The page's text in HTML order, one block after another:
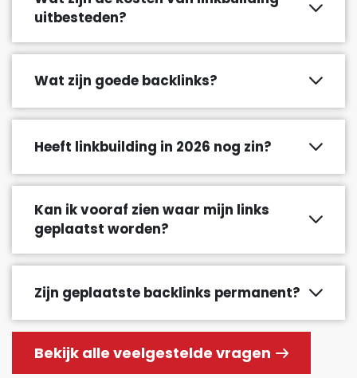
uitbesteden?
Wat zijn goede backlinks?
Heeft linkbuilding in 2026 nog zin?
Kan ik vooraf zien waar mijn links
geplaatst worden?
Zijn geplaatste backlinks permanent?
Bekijk alle veelgestelde vragen